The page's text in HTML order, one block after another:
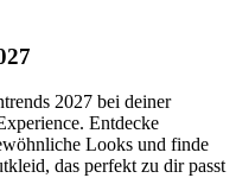
2027 bei deiner
Entdecke
Looks und finde
das perfekt zu dir passt